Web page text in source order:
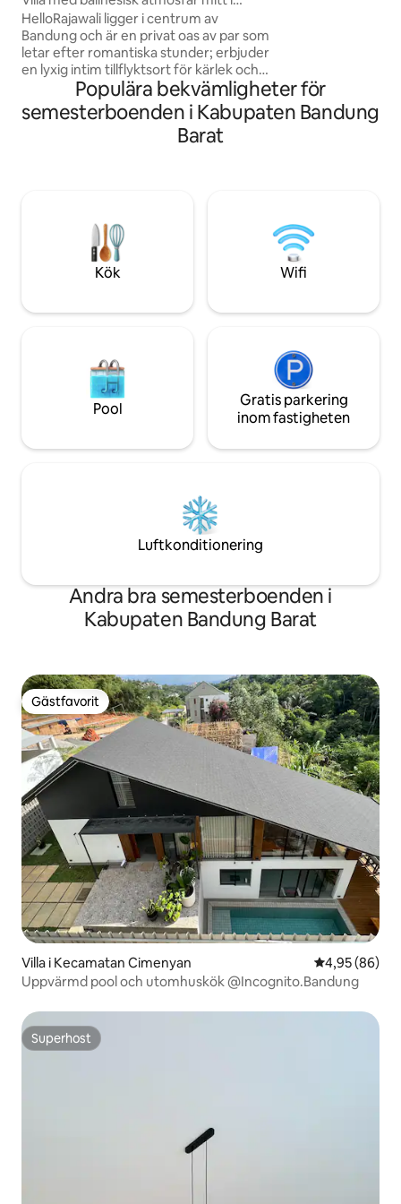
staden Bandung
HelloRajawali ligger i centrum av
Bandung och är en privat oas av par som
letar efter romantiska stunder; erbjuder
en lyxig intim tillflyktsort för kärlek och
med en aura av kärlek Öppet boende
skapar en romantisk stämning I
skymningen träffar det gyllene ljuset
en stol och dricker en cocktail, njut av en
flytande stund båda 💖
Populära bekvämligheter för
semesterboenden i Kabupaten Bandung
Barat
Kök Wifi
Pool
Gratis parkering
inom fastigheten
Luftkonditionering
Andra bra semesterboenden i
Kabupaten Bandung Barat
Gästfavorit
Gästfavorit
Villa i Kecamatan Cimenyan 4,95 av 5 i
4,95 (86)
Uppvärmd pool och utomhuskök @Incognito.Bandung
Superhost
Superhost